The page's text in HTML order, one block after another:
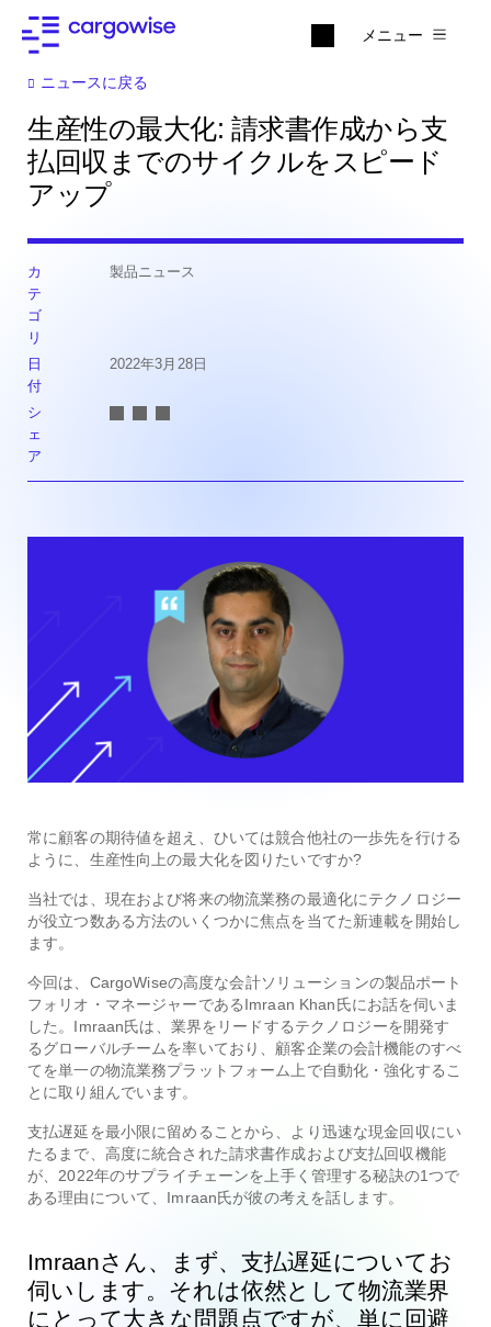
メニュー
ニュースに戻る
生産性の最大化: 請求書作成から支
払回収までのサイクルをスピード
アップ
カ
テ
ゴ
リ
製品ニュース
日
付
2022年3月28日
シ
ェ
ア
常に顧客の期待値を超え、ひいては競合他社の一歩先を行ける
ように、生産性向上の最大化を図りたいですか?
当社では、現在および将来の物流業務の最適化にテクノロジー
が役立つ数ある方法のいくつかに焦点を当てた新連載を開始し
ます。
今回は、CargoWiseの高度な会計ソリューションの製品ポート
フォリオ・マネージャーであるImraan Khan氏にお話を伺いま
した。 Imraan氏は、業界をリードするテクノロジーを開発す
るグローバルチームを率いており、顧客企業の会計機能のすべ
てを単一の物流業務プラットフォーム上で自動化・強化するこ
とに取り組んでいます。
支払遅延を最小限に留めることから、より迅速な現金回収にい
たるまで、高度に統合された請求書作成および支払回収機能
が、2022年のサプライチェーンを上手く管理する秘訣の1つで
ある理由について、Imraan氏が彼の考えを話します。
Imraanさん、まず、支払遅延についてお
伺いします。それは依然として物流業界
にとって大きな問題点ですが、単に回避